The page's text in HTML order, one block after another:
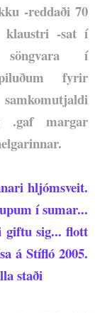
-reddaði 70
-sat í
söngvara í
fyrir
.gaf margar
hljómsveit.
í sumar...
giftu sig... flott
á Stífló 2005.
staði